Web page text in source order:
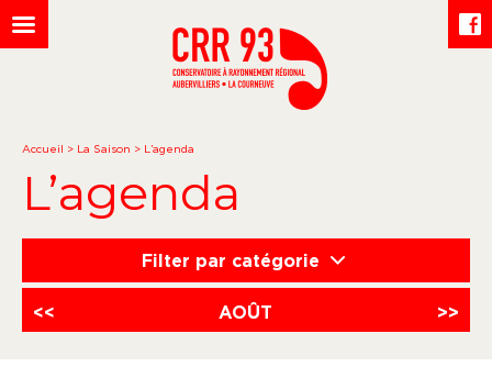
Accueil > La Saison > L’agenda
L’agenda
Filter par catégorie
<< AOÛT >>